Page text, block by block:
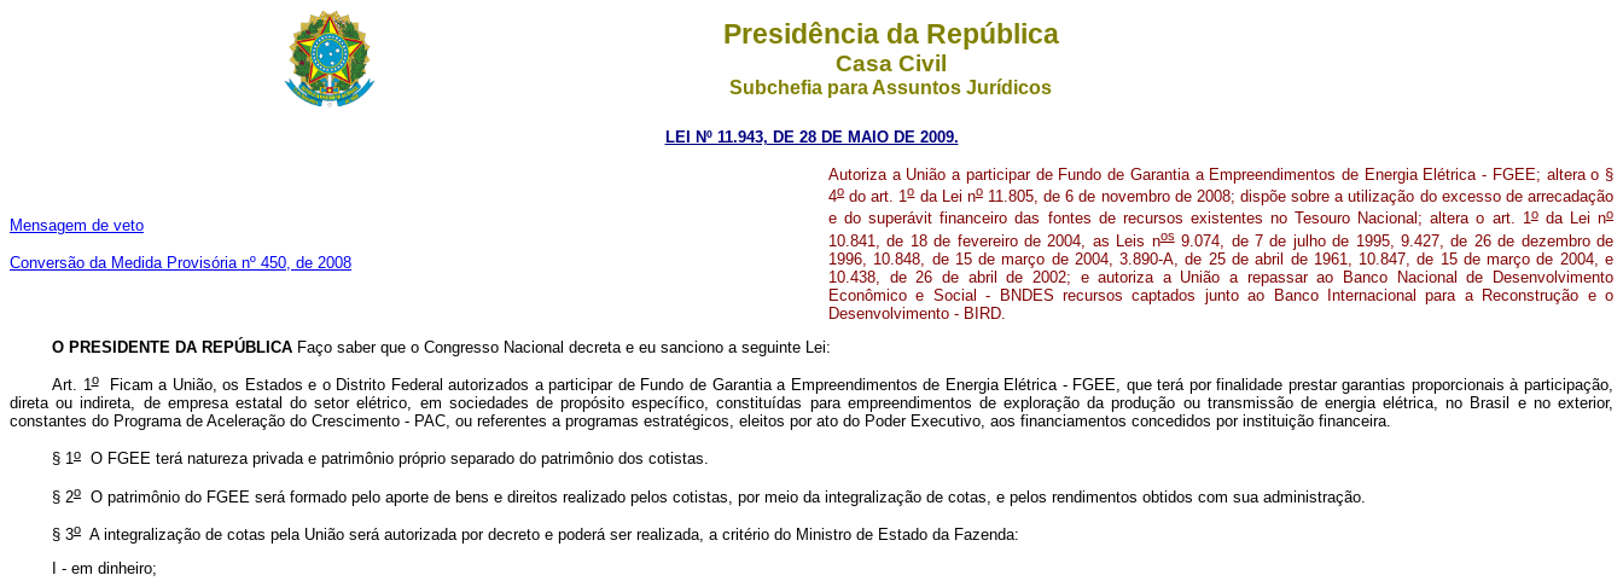
Presidência da República
Casa Civil
Subchefia para Assuntos Jurídicos
LEI Nº 11.943, DE 28 DE MAIO DE 2009.
Mensagem de veto
Conversão da Medida Provisória nº 450, de 2008
Autoriza a União a participar de Fundo de Garantia a Empreendimentos de Energia Elétrica - FGEE; altera o §
4o do art. 1oda Lei no11.805, de 6 de novembro de 2008; dispõe sobre a utilização do excesso de arrecadação
e do superávit financeiro das fontes de recursos existentes no Tesouro Nacional; altera o art. 1oda Lei no
10.841, de 18 de fevereiro de 2004, as Leis nos9.074, de 7 de julho de 1995, 9.427, de 26 de dezembro de
1996, 10.848, de 15 de março de 2004, 3.890-A, de 25 de abril de 1961, 10.847, de 15 de março de 2004, e
10.438, de 26 de abril de 2002; e autoriza a União a repassar ao Banco Nacional de Desenvolvimento
Econômico e Social - BNDES recursos captados junto ao Banco Internacional para a Reconstrução e o
Desenvolvimento - BIRD.
O PRESIDENTE DA REPÚBLICA Faço saber que o Congresso Nacional decreta e eu sanciono a seguinte Lei:
Art. 1oFicam a União, os Estados e o Distrito Federal autorizados a participar de Fundo de Garantia a Empreendimentos de Energia Elétrica - FGEE, que terá por finalidade prestar garantias proporcionais à participação,
direta ou indireta, de empresa estatal do setor elétrico, em sociedades de propósito específico, constituídas para empreendimentos de exploração da produção ou transmissão de energia elétrica, no Brasil e no exterior,
constantes do Programa de Aceleração do Crescimento - PAC, ou referentes a programas estratégicos, eleitos por ato do Poder Executivo, aos financiamentos concedidos por instituição financeira.
§ 1o O FGEE terá natureza privada e patrimônio próprio separado do patrimônio dos cotistas.
§ 2o O patrimônio do FGEE será formado pelo aporte de bens e direitos realizado pelos cotistas, por meio da integralização de cotas, e pelos rendimentos obtidos com sua administração.
§ 3o A integralização de cotas pela União será autorizada por decreto e poderá ser realizada, a critério do Ministro de Estado da Fazenda:
I - em dinheiro;